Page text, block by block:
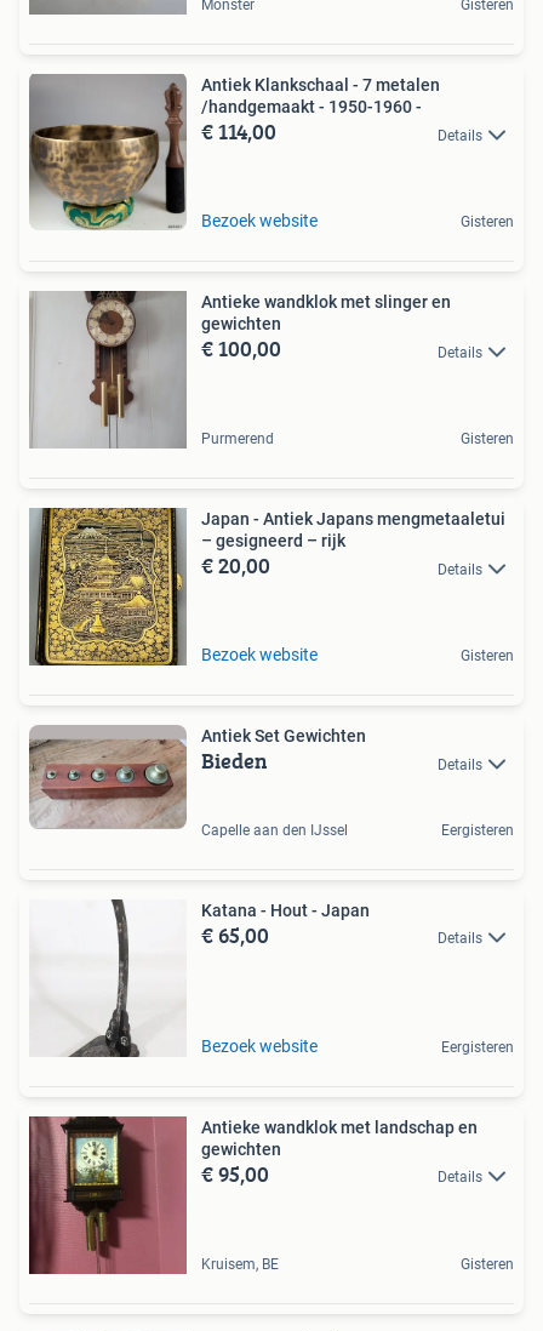
Monster Gisteren
Antiek Klankschaal - 7 metalen
/handgemaakt - 1950-1960 -
€ 114,00 Details
Bezoek website Gisteren
Antieke wandklok met slinger en
gewichten
€ 100,00 Details
Purmerend Gisteren
Japan - Antiek Japans mengmetaaletui
– gesigneerd – rijk
€ 20,00 Details
Bezoek website Gisteren
Antiek Set Gewichten
Bieden Details
Capelle aan den IJssel Eergisteren
Katana - Hout - Japan
€ 65,00 Details
Bezoek website Eergisteren
Antieke wandklok met landschap en
gewichten
€ 95,00 Details
Kruisem, BE Gisteren